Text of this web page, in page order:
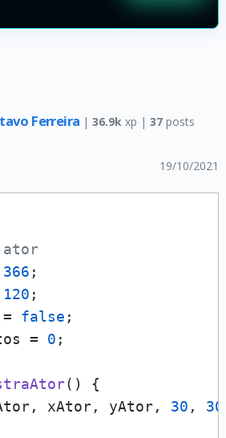
Ferreira | 36.9k xp | 37posts
19/10/2021
ator
366
120
false
= 0 ;
()
{
xAtor, yAtor,
30 , 30